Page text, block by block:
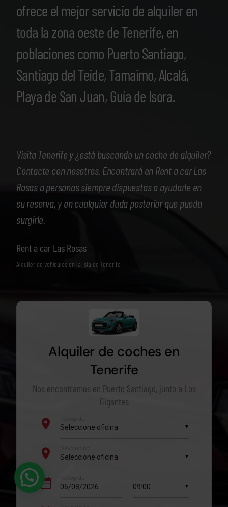
ofrece el mejor servicio de alquiler en
toda la zona oeste de Tenerife, en
poblaciones como Puerto Santiago,
Santiago del Teide, Tamaimo, Alcalá,
Playa de San Juan, Guía de Isora.
Visita Tenerife y ¿está buscando un coche de alquiler?
Contacte con nosotros. Encontrará en Rent a car Las
Rosas a personas siempre dispuestas a ayudarle en
su reserva, y en cualquier duda posterior que pueda
surgirle.
Rent a car Las Rosas
Alquiler de vehículos en la isla de Tenerife
Alquiler de coches en
Tenerife
Nos encontramos en Puerto Santiago, junto a Los
Gigantes